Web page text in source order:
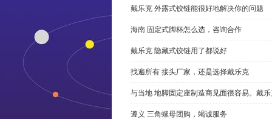
戴乐克 外露式铰链能很好地解决你的问题
海南 固定式脚杯怎么选，咨询合作
戴乐克 隐藏式铰链用了都说好
找遍所有 接头厂家，还是选择戴乐克
与当地 地脚固定座制造商见面很容易。戴
遵义 三角螺母团购，竭诚服务